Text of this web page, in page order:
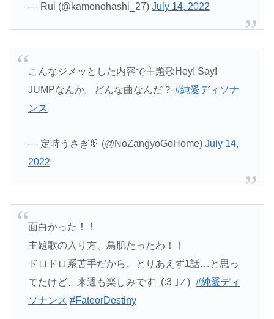
— Rui (@kamonohashi_27) July 14, 2022
こんなジメッとした内容で主題歌Hey! Say!
JUMPなんか。どんな曲なんだ？ #純愛ディソナ
ンス
— 定時うさぎ🐰 (@NoZangyoGoHome) July 14,
2022
面白かった！！
主題歌の入り方、鳥肌たったわ！！
ドロドロ系苦手だから、とりあえず1話…と思っ
てたけど、来週も楽しみです_(:3 ｣∠)_ #純愛ディ
ソナンス #FateorDestiny